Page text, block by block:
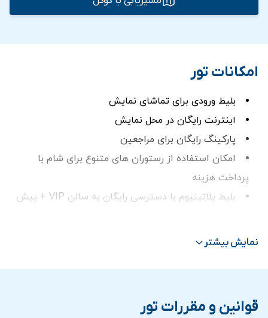
امکانات تور
بلیط ورودی برای تماشای نمایش
اینترنت رایگان در محل نمایش
پارکینگ رایگان برای مراجعین
امکان استفاده از رستوران های متنوع برای شام با
پرداخت هزینه
بلیط پلاتینیوم با دسترسی رایگان به سالن VIP + پیش
نمایش بیشتر
قوانین و مقررات تور